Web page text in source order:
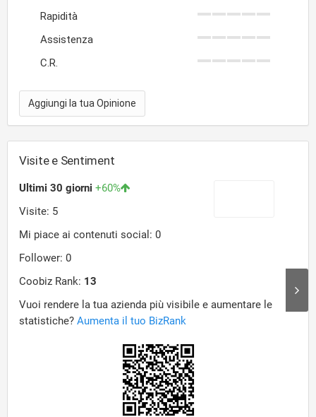
Rapidità
Assistenza
C.R.
Aggiungi la tua Opinione
Visite e Sentiment